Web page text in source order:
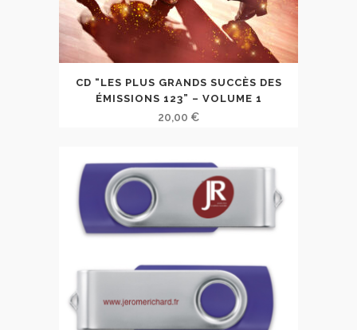
CD “LES PLUS GRANDS SUCCÈS DES
ÉMISSIONS 123” – VOLUME 1
20,00 €